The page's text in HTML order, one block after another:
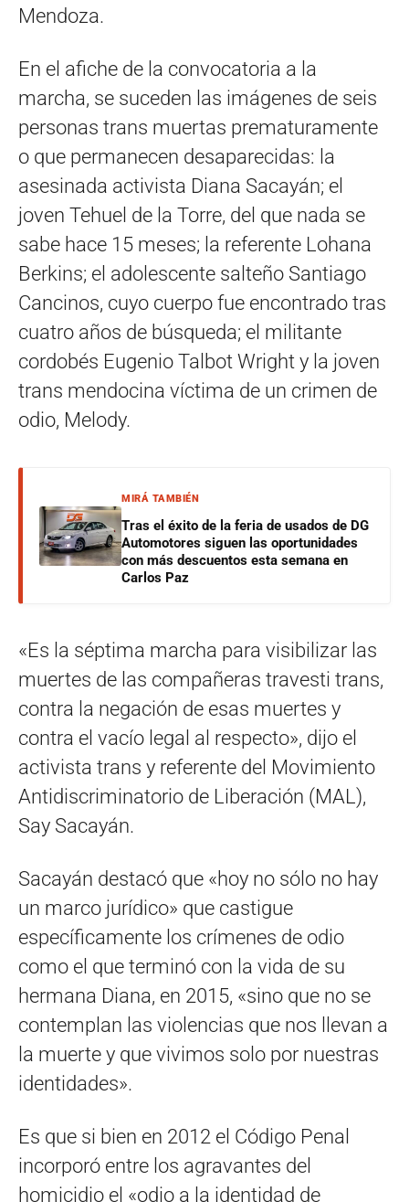
Mendoza.
En el afiche de la convocatoria a la
marcha, se suceden las imágenes de seis
personas trans muertas prematuramente
o que permanecen desaparecidas: la
asesinada activista Diana Sacayán; el
joven Tehuel de la Torre, del que nada se
sabe hace 15 meses; la referente Lohana
Berkins; el adolescente salteño Santiago
Cancinos, cuyo cuerpo fue encontrado tras
cuatro años de búsqueda; el militante
cordobés Eugenio Talbot Wright y la joven
trans mendocina víctima de un crimen de
odio, Melody.
MIRÁ TAMBIÉN
Tras el éxito de la feria de usados de DG
Automotores siguen las oportunidades
con más descuentos esta semana en
Carlos Paz
«Es la séptima marcha para visibilizar las
muertes de las compañeras travesti trans,
contra la negación de esas muertes y
contra el vacío legal al respecto», dijo el
activista trans y referente del Movimiento
Antidiscriminatorio de Liberación (MAL),
Say Sacayán.
Sacayán destacó que «hoy no sólo no hay
un marco jurídico» que castigue
específicamente los crímenes de odio
como el que terminó con la vida de su
hermana Diana, en 2015, «sino que no se
contemplan las violencias que nos llevan a
la muerte y que vivimos solo por nuestras
identidades».
Es que si bien en 2012 el Código Penal
incorporó entre los agravantes del
homicidio el «odio a la identidad de